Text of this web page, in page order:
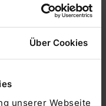
Über Cookies
unserer Webseite